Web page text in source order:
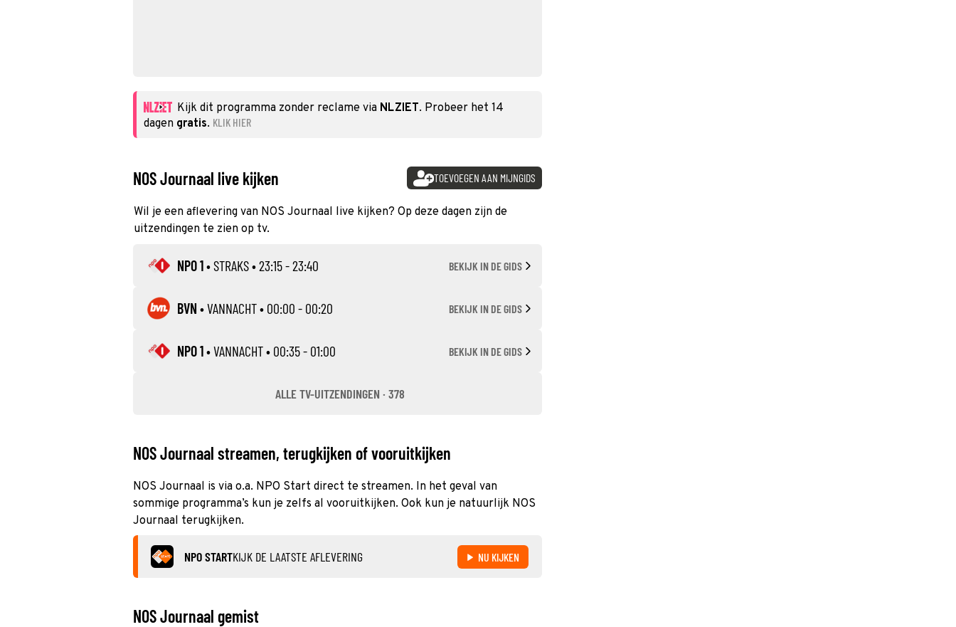
Kijk dit programma zonder reclame via NLZIET. Probeer het 14
dagen gratis. KLIK HIER
NOS Journaal live kijken TOEVOEGEN AAN MIJNGIDS
Wil je een aflevering van NOS Journaal live kijken? Op deze dagen zijn de
uitzendingen te zien op tv.
NPO 1•STRAKS• 23:15 - 23:40 BEKIJK IN DE GIDS
BVN •VANNACHT• 00:00 - 00:20 BEKIJK IN DE GIDS
NPO 1•VANNACHT• 00:35 - 01:00 BEKIJK IN DE GIDS
ALLE TV-UITZENDINGEN · 378
NOS Journaal streamen, terugkijken of vooruitkijken
NOS Journaal is via o.a. NPO Start direct te streamen. In het geval van
sommige programma’s kun je zelfs al vooruitkijken. Ook kun je natuurlijk NOS
Journaal terugkijken.
NPO STARTKIJK DE LAATSTE AFLEVERING NU KIJKEN
NOS Journaal gemist